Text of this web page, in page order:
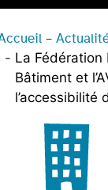
–
La Fédération
Bâtiment et
l’accessibilité